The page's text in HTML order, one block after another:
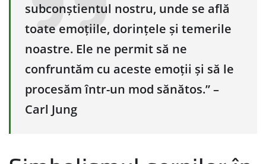
subconștientul nostru, unde se află
toate emoțiile, dorințele și temerile
noastre. Ele ne permit să ne
confruntăm cu aceste emoții și să le
procesăm într-un mod sănătos.” –
Carl Jung